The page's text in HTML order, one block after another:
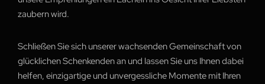
zaubern wird.
Schließen Sie sich unserer wachsenden Gemeinschaft von
glücklichen Schenkenden an und lassen Sie uns Ihnen dabei
helfen, einzigartige und unvergessliche Momente mit Ihren